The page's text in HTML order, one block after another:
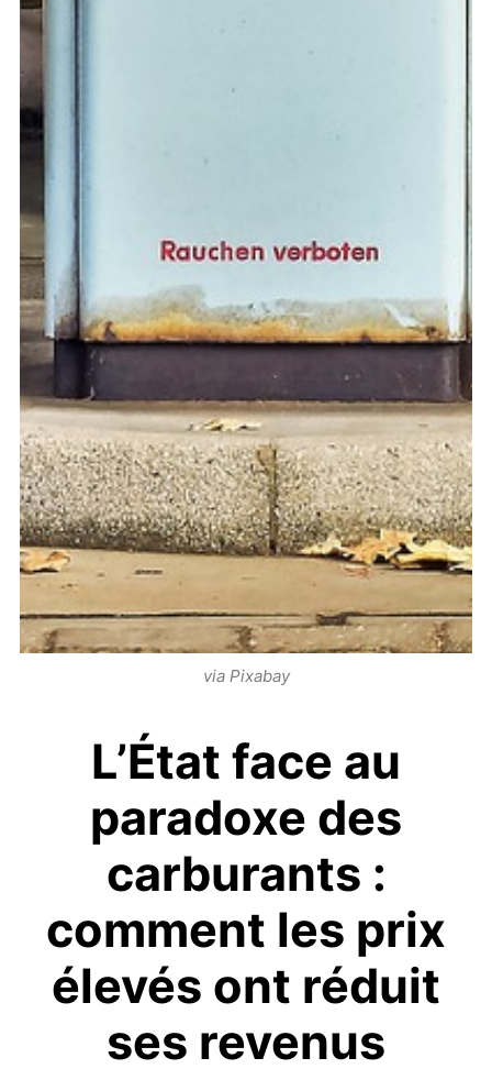
via Pixabay
L’État face au
paradoxe des
carburants :
comment les prix
élevés ont réduit
ses revenus